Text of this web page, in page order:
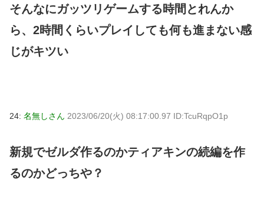
そんなにガッツリゲームする時間とれんか
ら、2時間くらいプレイしても何も進まない感
じがキツい
24: 名無しさん 2023/06/20(火) 08:17:00.97 ID:TcuRqpO1p
新規でゼルダ作るのかティアキンの続編を作
るのかどっちや？